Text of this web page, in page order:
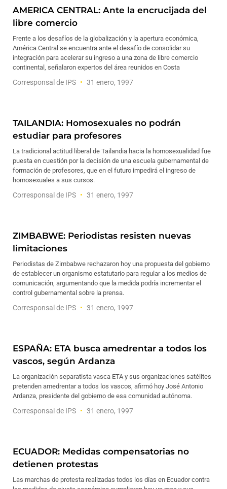
AMERICA CENTRAL: Ante la encrucijada del
libre comercio
Frente a los desafíos de la globalización y la apertura económica,
América Central se encuentra ante el desafío de consolidar su
integración para acelerar su ingreso a una zona de libre comercio
continental, señalaron expertos del área reunidos en Costa
Corresponsal de IPS 31 enero, 1997
TAILANDIA: Homosexuales no podrán
estudiar para profesores
La tradicional actitud liberal de Tailandia hacia la homosexualidad fue
puesta en cuestión por la decisión de una escuela gubernamental de
formación de profesores, que en el futuro impedirá el ingreso de
homosexuales a sus cursos.
Corresponsal de IPS 31 enero, 1997
ZIMBABWE: Periodistas resisten nuevas
limitaciones
Periodistas de Zimbabwe rechazaron hoy una propuesta del gobierno
de establecer un organismo estatutario para regular a los medios de
comunicación, argumentando que la medida podría incrementar el
control gubernamental sobre la prensa.
Corresponsal de IPS 31 enero, 1997
ESPAÑA: ETA busca amedrentar a todos los
vascos, según Ardanza
La organización separatista vasca ETA y sus organizaciones satélites
pretenden amedrentar a todos los vascos, afirmó hoy José Antonio
Ardanza, presidente del gobierno de esa comunidad autónoma.
Corresponsal de IPS 31 enero, 1997
ECUADOR: Medidas compensatorias no
detienen protestas
Las marchas de protesta realizadas todos los días en Ecuador contra